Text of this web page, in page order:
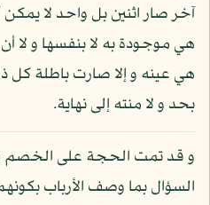
آخر صار اثنين بل واحد لا
هي موجودة به لا بنفسها و لا
هي عينه و إلا صارت باطلة
بحد و لا منته إلى نهاية.
و قد تمت الحجة على الخصم
السؤال بما وصف الأرباب